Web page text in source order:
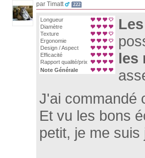
par Timatt 222
Longueur
Diamètre
Texture
Ergonomie
Design / Aspect
Efficacité
Rapport qualité/prix
Note Générale
les
J'ai commandé
Et vu les bons
petit, je me suis